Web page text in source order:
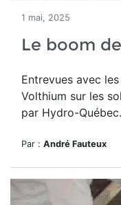
1 mai, 2025
Le boom
Entrevues avec
Volthium sur les
par Hydro-Québec.
Par : André Fauteux